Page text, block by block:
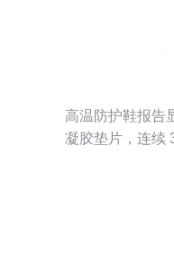
高温防护鞋报告
凝胶垫片，连续